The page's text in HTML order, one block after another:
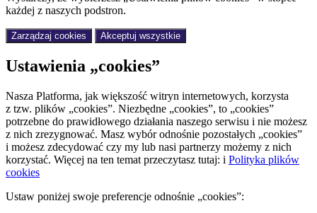
każdej z naszych podstron.
Zarządzaj cookies Akceptuj wszystkie
Ustawienia „cookies”
Nasza Platforma, jak większość witryn internetowych, korzysta
z tzw. plików „cookies”. Niezbędne „cookies”, to „cookies”
potrzebne do prawidłowego działania naszego serwisu i nie możesz
z nich zrezygnować. Masz wybór odnośnie pozostałych „cookies”
i możesz zdecydować czy my lub nasi partnerzy możemy z nich
korzystać. Więcej na ten temat przeczytasz tutaj: i Polityka plików
cookies
Ustaw poniżej swoje preferencje odnośnie „cookies”: